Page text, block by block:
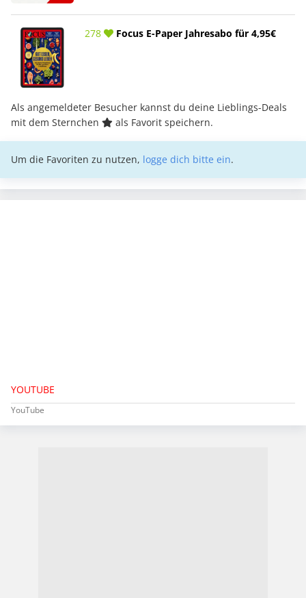
278 Focus E-Paper Jahresabo für 4,95€
Als angemeldeter Besucher kannst du deine Lieblings-Deals
mit dem Sternchen
als Favorit speichern.
Um die Favoriten zu nutzen, logge dich bitte ein.
YOUTUBE
YouTube